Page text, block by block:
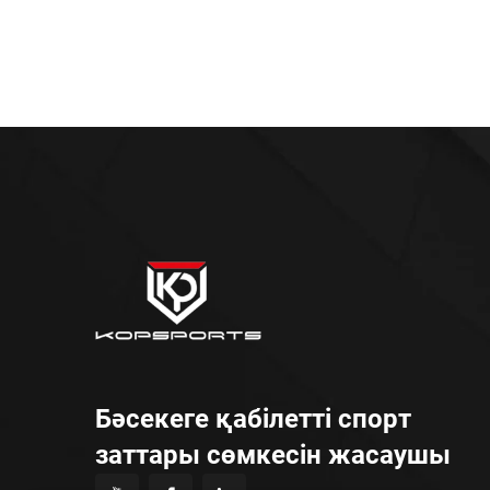
Бәсекеге қабілетті спорт
заттары сөмкесін жасаушы